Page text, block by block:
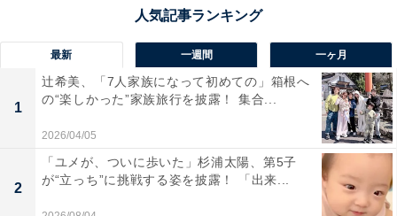
最新 一週間 一ヶ月
1
辻希美、「7人家族になって初めての」箱根へ
の“楽しかった”家族旅行を披露！ 集合...
2026/04/05
2
「ユメが、ついに歩いた」杉浦太陽、第5子
が“立っち”に挑戦する姿を披露！ 「出来...